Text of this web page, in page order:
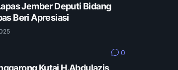
Jember Deputi Bidang
Beri Apresiasi
0
Kutai H.Abdulazis